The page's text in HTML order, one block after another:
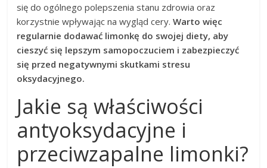
się do ogólnego polepszenia stanu zdrowia oraz
korzystnie wpływając na wygląd cery.Warto więc
regularnie dodawać limonkę do swojej diety, aby
cieszyć się lepszym samopoczuciem i zabezpieczyć
się przed negatywnymi skutkami stresu
oksydacyjnego.
Jakie są właściwości
antyoksydacyjne i
przeciwzapalne limonki?